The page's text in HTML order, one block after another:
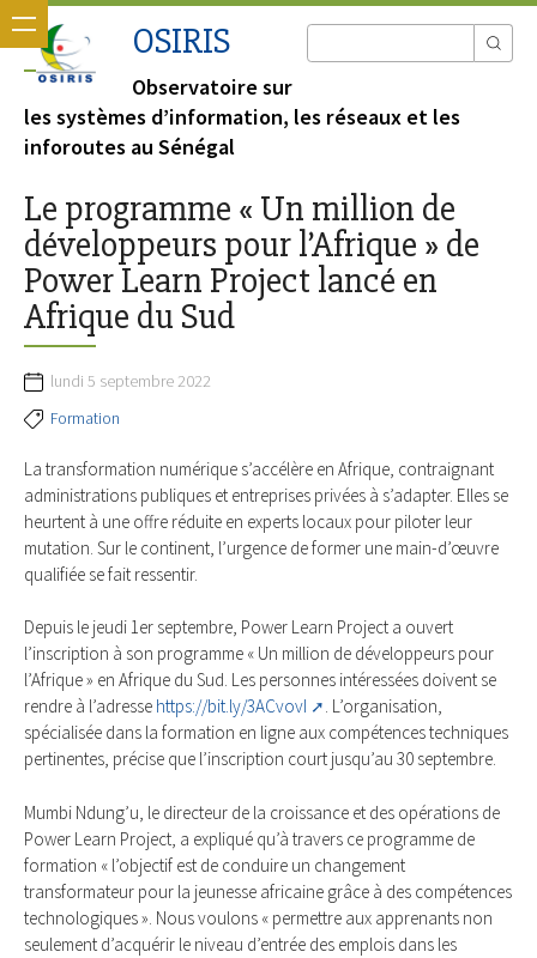
OSIRIS
Observatoire sur
les systèmes d’information, les réseaux et les
inforoutes au Sénégal
Le programme « Un million de
développeurs pour l’Afrique » de
Power Learn Project lancé en
Afrique du Sud
lundi 5 septembre 2022
Formation
La transformation numérique s’accélère en Afrique, contraignant
administrations publiques et entreprises privées à s’adapter. Elles se
heurtent à une offre réduite en experts locaux pour piloter leur
mutation. Sur le continent, l’urgence de former une main-d’œuvre
qualifiée se fait ressentir.
Depuis le jeudi 1er septembre, Power Learn Project a ouvert
l’inscription à son programme « Un million de développeurs pour
l’Afrique » en Afrique du Sud. Les personnes intéressées doivent se
rendre à l’adresse https://bit.ly/3ACvovI
. L’organisation,
spécialisée dans la formation en ligne aux compétences techniques
pertinentes, précise que l’inscription court jusqu’au 30 septembre.
Mumbi Ndung’u, le directeur de la croissance et des opérations de
Power Learn Project, a expliqué qu’à travers ce programme de
formation « l’objectif est de conduire un changement
transformateur pour la jeunesse africaine grâce à des compétences
technologiques ». Nous voulons « permettre aux apprenants non
seulement d’acquérir le niveau d’entrée des emplois dans les